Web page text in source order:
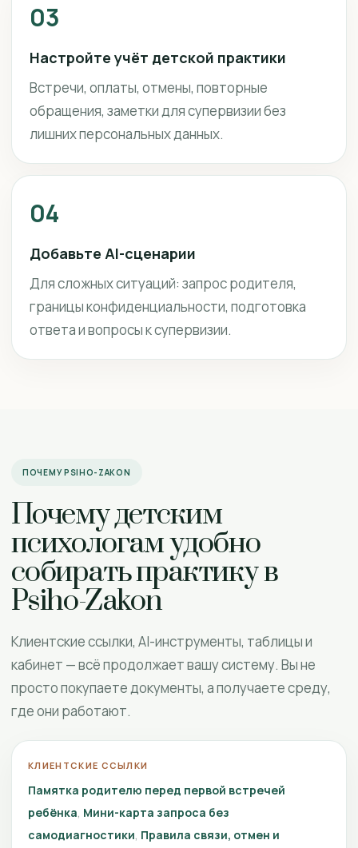
03
Настройте учёт детской практики
Встречи, оплаты, отмены, повторные
обращения, заметки для супервизии без
лишних персональных данных.
04
Добавьте AI-сценарии
Для сложных ситуаций: запрос родителя,
границы конфиденциальности, подготовка
ответа и вопросы к супервизии.
ПОЧЕМУ PSIHO-ZAKON
Почему детским
психологам удобно
собирать практику в
Psiho-Zakon
Клиентские ссылки, AI-инструменты, таблицы и
кабинет — всё продолжает вашу систему. Вы не
просто покупаете документы, а получаете среду,
где они работают.
КЛИЕНТСКИЕ ССЫЛКИ
Памятка родителю перед первой встречей
ребёнка Мини-карта запроса без
самодиагностики Правила связи, отмен и